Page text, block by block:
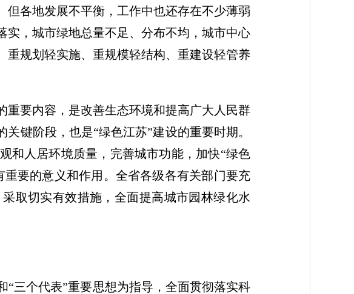
但各地发展不平衡，工作中也还存在不少薄弱
，城市绿地总量不足、分布不均，城市中心
规划轻实施、重规模轻结构、重建设轻管养
要内容，是改善生态环境和提高广大人民群
键阶段，也是“绿色江苏”建设的重要时期。
和人居环境质量，完善城市功能，加快“绿色
要的意义和作用。全省各级各有关部门要充
取切实有效措施，全面提高城市园林绿化水
三个代表”重要思想为指导，全面贯彻落实科